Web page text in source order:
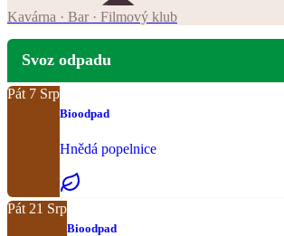
Kavárna · Bar · Filmový klub
Svoz odpadu
Pát 7 Srp
Bioodpad
Hnědá popelnice
Pát 21 Srp
Bioodpad